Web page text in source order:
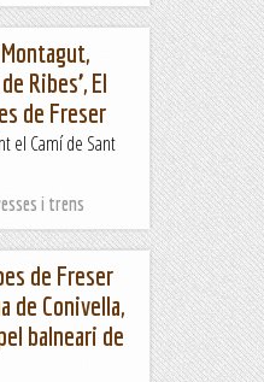
Ribes’, El
de Freser
el Camí de Sant
i trens
de Freser
de Conivella,
balneari de